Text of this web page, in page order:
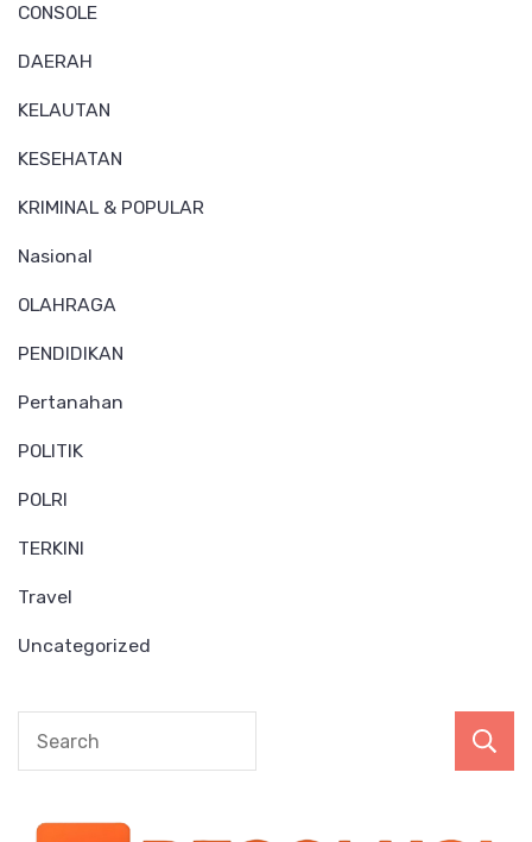
CONSOLE
DAERAH
KELAUTAN
KESEHATAN
KRIMINAL & POPULAR
Nasional
OLAHRAGA
PENDIDIKAN
Pertanahan
POLITIK
POLRI
TERKINI
Travel
Uncategorized